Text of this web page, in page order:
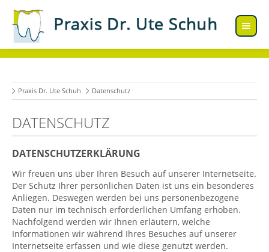
Praxis Dr. Ute Schuh Datenschutz
DATENSCHUTZ
DATENSCHUTZERKLÄRUNG
Wir freuen uns über Ihren Besuch auf unserer Internetseite.
Der Schutz Ihrer persönlichen Daten ist uns ein besonderes
Anliegen. Deswegen werden bei uns personenbezogene
Daten nur im technisch erforderlichen Umfang erhoben.
Nachfolgend werden wir Ihnen erläutern, welche
Informationen wir während Ihres Besuches auf unserer
Internetseite erfassen und wie diese genutzt werden.